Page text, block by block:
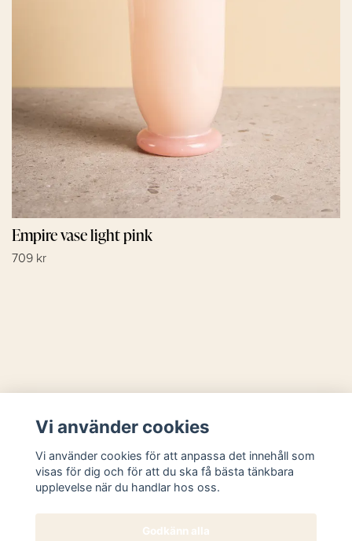
Empire vase light pink
709 kr
Sociala medier
Vi använder cookies
Vi använder cookies för att anpassa det innehåll som
visas för dig och för att du ska få bästa tänkbara
upplevelse när du handlar hos oss.
Godkänn alla